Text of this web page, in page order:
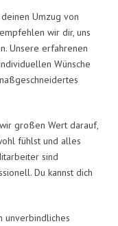
Umzug von
wir dir, uns
Unsere erfahrenen
Wünsche
großen Wert darauf,
fühlst und alles
sind
Du kannst dich
unverbindliches